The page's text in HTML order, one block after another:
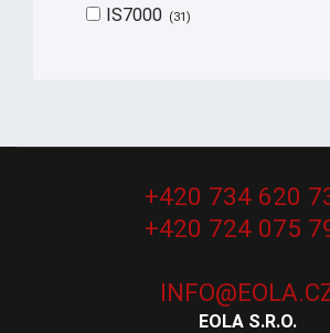
IS7000 31
+420 734 620
+420 724 075
EOLA S.R.O.